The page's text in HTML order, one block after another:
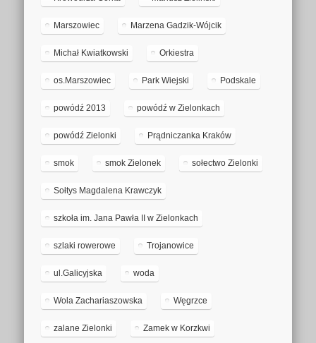
Marszowiec Marzena Gadzik-Wójcik
Michał Kwiatkowski Orkiestra
os.Marszowiec Park Wiejski Podskale
powódź 2013 powódź w Zielonkach
powódź Zielonki Prądniczanka Kraków
smok smok Zielonek sołectwo Zielonki
Sołtys Magdalena Krawczyk
szkoła im. Jana Pawła II w Zielonkach
szlaki rowerowe Trojanowice
ul.Galicyjska woda
Wola Zachariaszowska Węgrzce
zalane Zielonki Zamek w Korzkwi